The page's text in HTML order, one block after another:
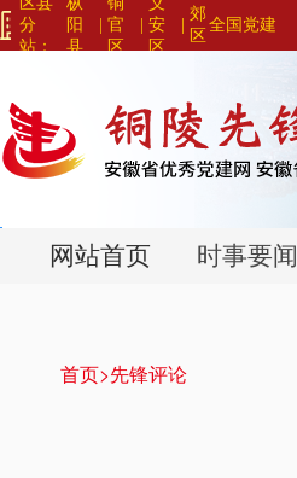
分
站：
阳
县
官
区
|安
区
|
郊
区
全国党建
网站首页 时事要闻
首页>先锋评论